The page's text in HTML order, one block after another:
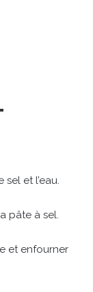
et l’eau.
pâte à sel.
et enfourner